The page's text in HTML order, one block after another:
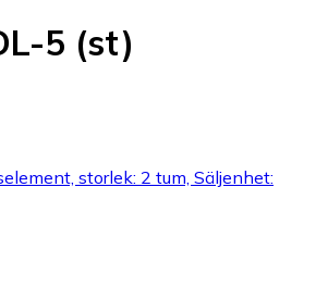
5 (st)
storlek: 2 tum, Säljenhet: